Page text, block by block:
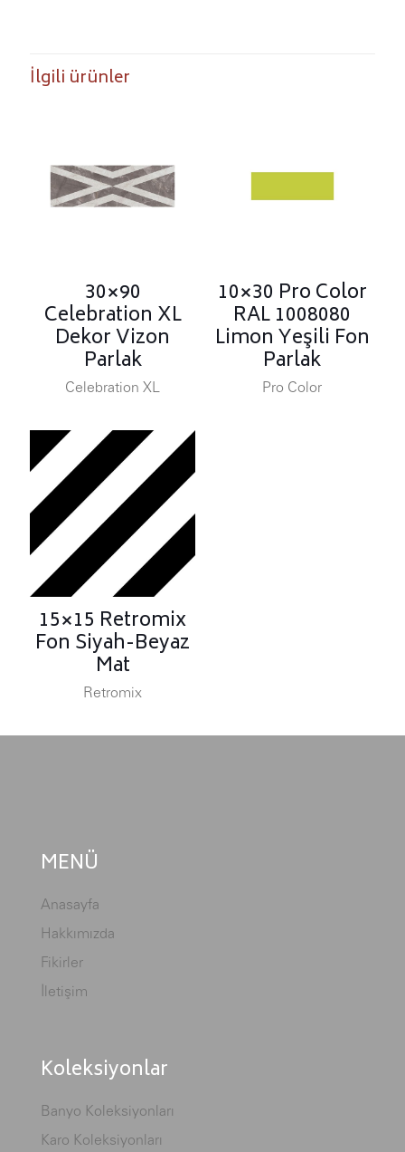
İlgili ürünler
30×90
Celebration XL
Dekor Vizon
Parlak
Celebration XL
10×30 Pro Color
RAL 1008080
Limon Yeşili Fon
Parlak
Pro Color
15×15 Retromix
Fon Siyah-Beyaz
Mat
Retromix
MENÜ
Anasayfa
Hakkımızda
Fikirler
İletişim
Koleksiyonlar
Banyo Koleksiyonları
Karo Koleksiyonları